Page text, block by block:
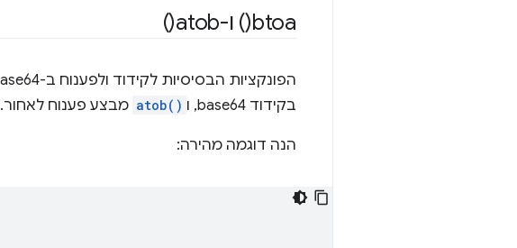
btoa( ) ו-atob(
)
הפונקציות הבסיסיות לקידוד ולפענוח ב-base64 ב-JavaScript הן
בקידוד base64, ו
atob() מבצע פענוח לאחור.
הנה דוגמה מהירה: